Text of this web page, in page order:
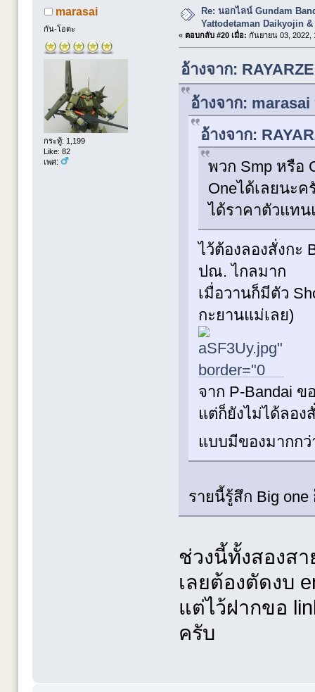
marasai
กัน-โอตะ
กระทู้: 1,199
Like: 82
เพศ:
Re: นอกไลน์ Gundam
Yattodetaman Daikyojin &
« ตอบกลับ #20 เมื่อ: กันยายน 03, 2022,
อ้างจาก:
อ้างจาก:
อ้างจาก:
พวก Smp หรือ
Oneได้เลยนะ
ได้ราคาตัวแทน
ไว้ต้องลองสั่งกะ
ปณ. ไกลมาก
เมื่อวานก็มีตัว
กะยานแม่เลย)
จาก P-Bandai ข
แต่ก็ยังไม่ได้ลอง
แบบมีของมากก
รายนี้รู้สึก Big one
ช่วงนี้ทั้งสองส
เลยต้องตัดงบ
แต่ไว้ฝากขอ
ครับ